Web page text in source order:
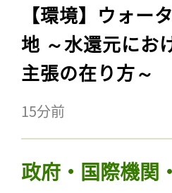
【環境】ウォー
地 ～水還元にお
主張の在り方～
15分前
政府・国際機関